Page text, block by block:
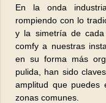
En la onda
rompiendo con lo
y la simetría de
comfy a nuestras
en su forma más
pulida, han sido
amplitud que puedes
zonas comunes.